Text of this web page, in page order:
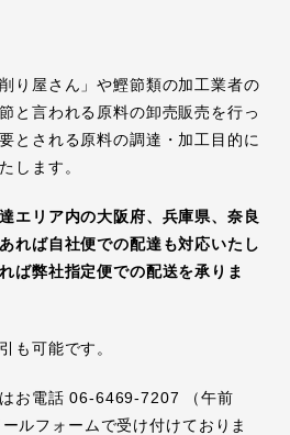
り屋さん」や鰹節類の加工業者の
と言われる原料の卸売販売を行っ
とされる原料の調達・加工目的に
します。
エリア内の大阪府、兵庫県、奈良
れば自社便での配達も対応いたし
ば弊社指定便での配送を承りま
も可能です。
お電話 06-6469-7207 （午前
ルフォームで受け付けておりま